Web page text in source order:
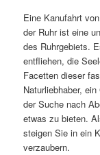
Eine Kanufahrt
der Ruhr ist eine
des Ruhrgebiets.
entfliehen, die
Facetten dieser
Naturliebhaber,
der Suche nach
etwas zu bieten.
steigen Sie in ein
verzaubern.